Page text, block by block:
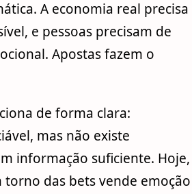
A economia real precisa
e pessoas precisam de
Apostas fazem o
de forma clara:
mas não existe
informação suficiente. Hoje,
torno das bets vende emoção